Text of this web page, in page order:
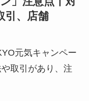
引、店舗
元気キャンペー
取引があり、注